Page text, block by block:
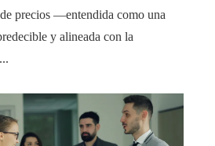
precios —entendida como una
y alineada con la